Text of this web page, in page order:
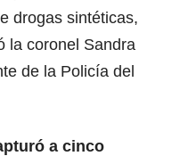
drogas sintéticas,
la coronel Sandra
de la Policía del
a cinco